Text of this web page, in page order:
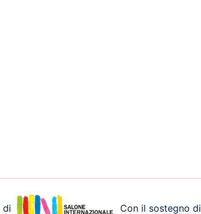
di Con il sostegno di